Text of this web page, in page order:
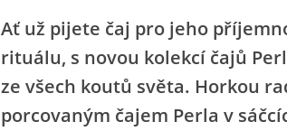
Ať už pijete čaj pro jeho
rituálu, s novou kolekcí čajů
ze všech koutů světa. Horkou
porcovaným čajem Perla v